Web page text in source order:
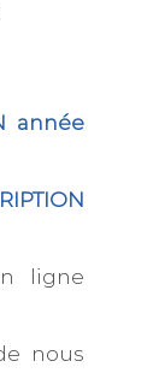
année
ligne
nous